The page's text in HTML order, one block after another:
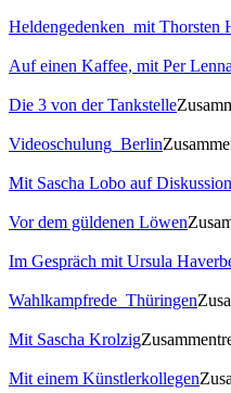
Heldengedenken_mit Thorsten
Auf einen Kaffee, mit Per
Die 3 von der Tankstelle
Videoschulung_Berlin
Mit Sascha Lobo auf
Vor dem güldenen Löwen
Im Gespräch mit Ursula
Wahlkampfrede_Thüringen
Mit Sascha Krolzig
Mit einem Künstlerkollegen